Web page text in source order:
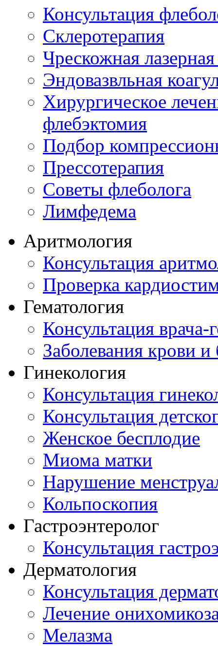
Консультация
Склеротерапия
Чрескожная
Эндовазвльная
Хирургическое
флебэктомия
Подбор
Прессотерапия
Советы флеболога
Лимфедема
Аритмология
Консультация
Проверка
Гематология
Консультация врача-
Заболевания крови и
Гинекология
Консультация
Консультация
Женское бесплодие
Миома матки
Нарушение
Кольпоскопия
Гастроэнтеролог
Консультация
Дерматология
Консультация
Лечение
Мелазма